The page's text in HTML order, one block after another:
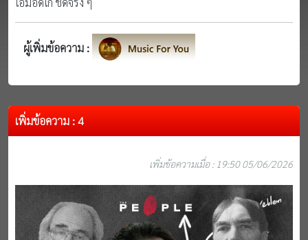
ผู้เพิ่มข้อความ :
เพิ่มข้อความ : 4
เพิ่มข้อความเมื่อ : 19:50 05/06/2026